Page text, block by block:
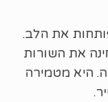
את הלב.
את השורות
היא מטמירה